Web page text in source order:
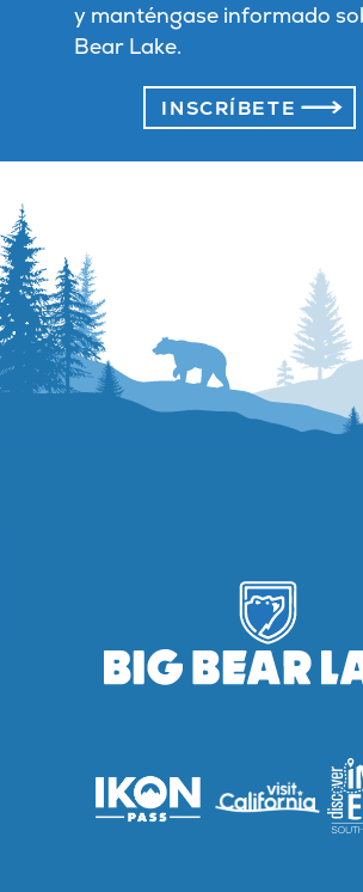
y manténgase informado
Bear Lake.
INSCRÍBETE